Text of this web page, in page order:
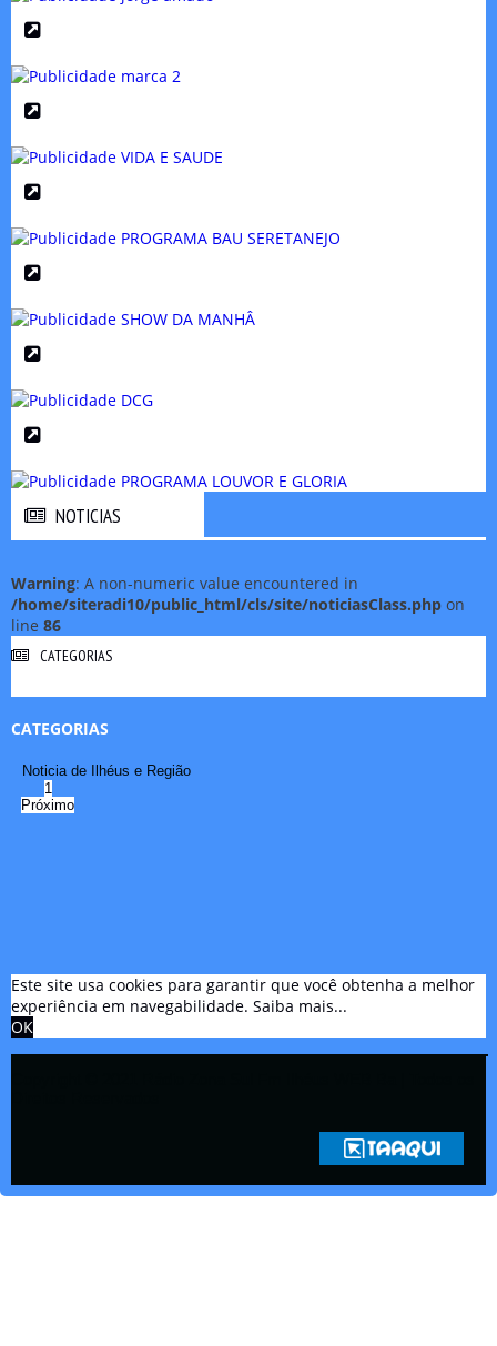
NOTICIAS
Warning: A non-numeric value encountered in
/home/siteradi10/public_html/cls/site/noticiasClass.php on
line 86
CATEGORIAS
CATEGORIAS
Noticia de Ilhéus e Região
1
Próximo
Este site usa cookies para garantir que você obtenha a melhor
experiência em navegabilidade. Saiba mais...
OK